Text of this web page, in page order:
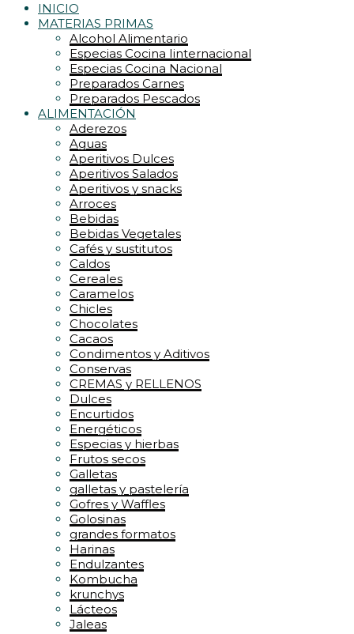
INICIO
MATERIAS PRIMAS
Alcohol Alimentario
Especias Cocina Iinternacional
Especias Cocina Nacional
Preparados Carnes
Preparados Pescados
ALIMENTACIÓN
Aderezos
Aguas
Aperitivos Dulces
Aperitivos Salados
Aperitivos y snacks
Arroces
Bebidas
Bebidas Vegetales
Cafés y sustitutos
Caldos
Cereales
Caramelos
Chicles
Chocolates
Cacaos
Condimentos y Aditivos
Conservas
CREMAS y RELLENOS
Dulces
Encurtidos
Energéticos
Especias y hierbas
Frutos secos
Galletas
galletas y pastelería
Gofres y Waffles
Golosinas
grandes formatos
Harinas
Endulzantes
Kombucha
krunchys
Lácteos
Jaleas